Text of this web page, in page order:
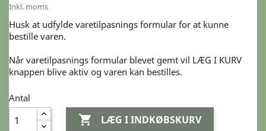
Inkl. moms
Husk at udfylde varetilpasnings formular for at kunne
bestille varen.
Når varetilpasnings formular blevet gemt vil LÆG I KURV
knappen blive aktiv og varen kan bestilles.
Antal
 LÆG I INDKØBSKURV